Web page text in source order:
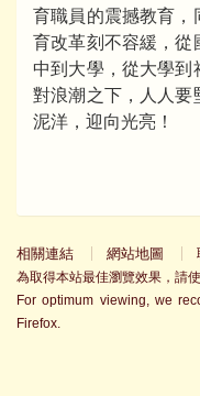
育職員的震撼教育，
育改革刻不容緩，從
中到大學，從大學
對浪潮之下，人人要
泥洋，迎向光亮！
相關連結 網站地圖
為取得本站最佳瀏覽效果，請
For optimum viewing, we
Firefox.